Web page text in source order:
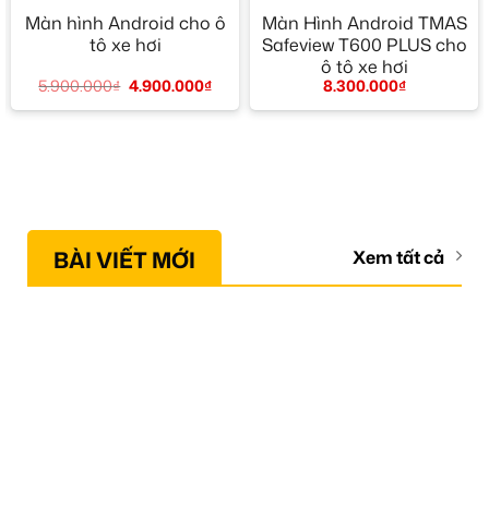
Màn hình Android cho ô
tô xe hơi
5.900.000₫ 4.900.000₫
Màn Hình Android TMAS
Safeview T600 PLUS cho
ô tô xe hơi
8.300.000₫
BÀI VIẾT MỚI Xem tất cả